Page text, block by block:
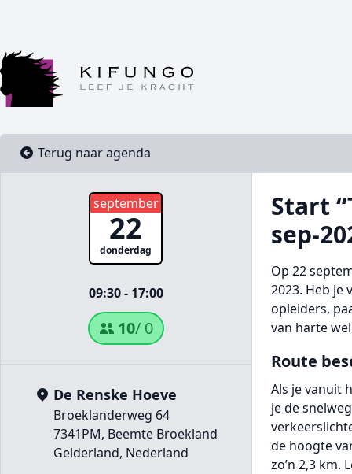
Terug naar agenda
september
22
donderdag
09:30 - 17:00
10/ 0
De Renske Hoeve
Broeklanderweg 64
7341PM, Beemte Broekland
Gelderland, Nederland
Start
sep-
Op 22
2023. Heb je
opleiders,
van harte
Route
Als je vanuit
je de
de hoogte
zo’n 2,3 km.